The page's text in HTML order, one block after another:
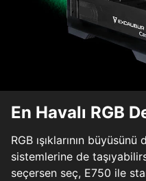
En Havalı RGB
RGB ışıklarının
sistemlerine de
seçersen seç, E750 ile